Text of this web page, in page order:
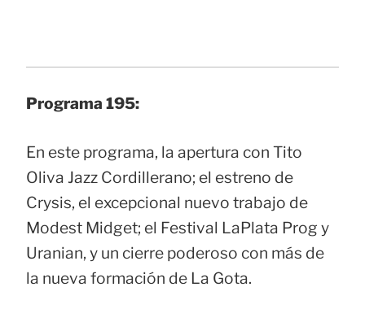
Programa 195:
En este programa, la apertura con Tito
Oliva Jazz Cordillerano; el estreno de
Crysis, el excepcional nuevo trabajo de
Modest Midget; el Festival LaPlata Prog y
Uranian, y un cierre poderoso con más de
la nueva formación de La Gota.